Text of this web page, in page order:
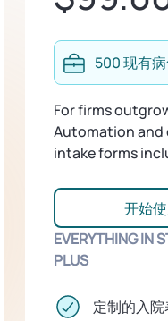
500 现有
For firms
Automation and
intake forms
开始
EVERYTHING IN
PLUS
定制的入院